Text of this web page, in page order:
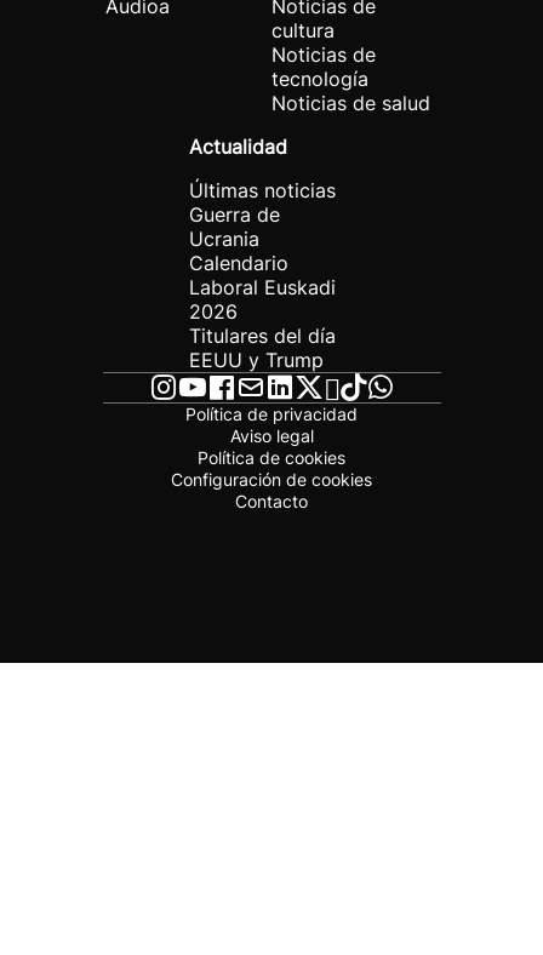
Audioa
Noticias de
cultura
Noticias de
tecnología
Noticias de salud
Actualidad
Últimas noticias
Guerra de
Ucrania
Calendario
Laboral Euskadi
2026
Titulares del día
EEUU y Trump
Política de privacidad
Aviso legal
Política de cookies
Configuración de cookies
Contacto